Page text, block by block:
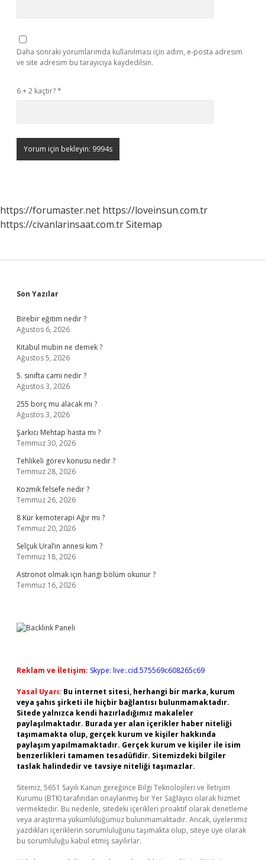
Daha sonraki yorumlarımda kullanılması için adım, e-posta adresim
ve site adresim bu tarayıcıya kaydedilsin.
6 + 2 kaçtır?*
https://forumaster.net https://loveinsun.com.tr
https://civanlarinsaat.com.trSitemap
Sidebar
Son Yazılar
Birebir eğitim nedir ?
Ağustos 6, 2026
Kitabul mubin ne demek ?
Ağustos 5, 2026
5. sınıfta cami nedir ?
Ağustos 3, 2026
255 borç mu alacak mı ?
Ağustos 3, 2026
Şarkıcı Mehtap hasta mı ?
Temmuz 30, 2026
Tehlikeli görev konusu nedir ?
Temmuz 28, 2026
Kozmik felsefe nedir ?
Temmuz 26, 2026
8 Kür kemoterapi Ağır mı ?
Temmuz 20, 2026
Selçuk Ural’ın annesi kim ?
Temmuz 18, 2026
Astronot olmak için hangi bölüm okunur ?
Temmuz 16, 2026
Reklam ve İletişim: Skype: live:.cid.575569c608265c69
Yasal Uyarı: Bu internet sitesi, herhangi bir marka, kurum
veya şahıs şirketi ile hiçbir bağlantısı bulunmamaktadır.
Sitede yalnızca kendi hazırladığımız makaleler
paylaşılmaktadır. Burada yer alan içerikler haber niteliği
taşımamakta olup, gerçek kurum ve kişiler hakkında
paylaşım yapılmamaktadır. Gerçek kurum ve kişiler ile isim
benzerlikleri tamamen tesadüfidir. Sitemizdeki bilgiler
taslak halindedir ve tavsiye niteliği taşımazlar.
Sitemiz, 5651 Sayılı Kanun gereğince Bilgi Teknolojileri ve İletişim
Kurumu (BTK) tarafından onaylanmış bir Yer Sağlayıcı olarak hizmet
vermektedir. Bu nedenle, sitedeki içerikleri proaktif olarak denetleme
veya araştırma yükümlülüğümüz bulunmamaktadır. Ancak, üyelerimiz
yazdıkları içeriklerin sorumluluğunu taşımakta olup, siteye üye olarak
bu sorumluluğu kabul etmiş sayılırlar.